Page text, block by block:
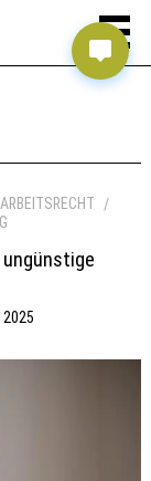
ARBEITSRECHT